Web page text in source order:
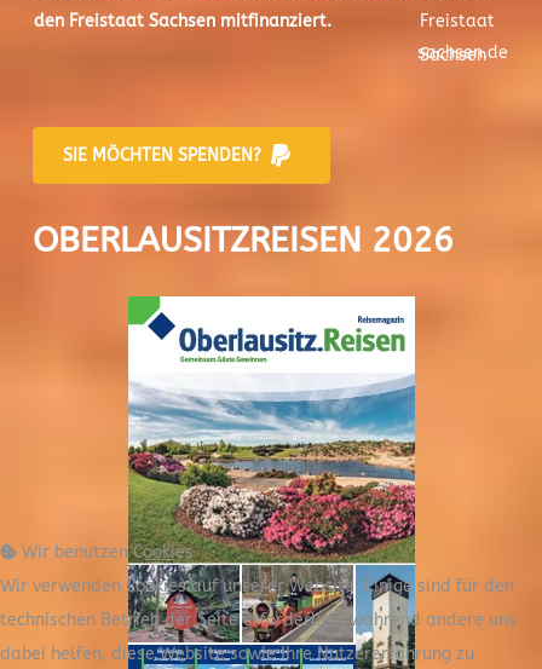
den Freistaat Sachsen mitfinanziert.
sachsen.de
SIE MÖCHTEN SPENDEN?
OBERLAUSITZREISEN 2026
Wir benutzen Cookies
Wir verwenden Cookies auf unserer Website. Einige sind für den
technischen Betrieb der Seite erforderlich, während andere uns
dabei helfen, diese Website sowie Ihre Nutzererfahrung zu